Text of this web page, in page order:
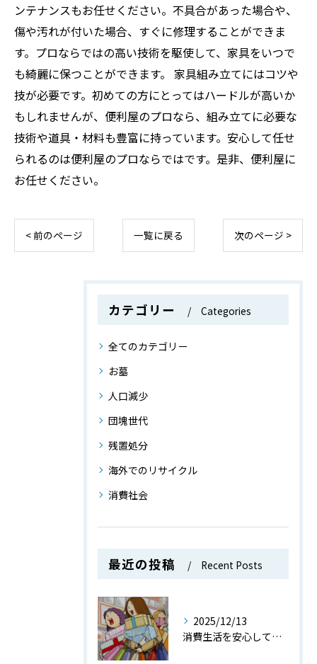
ンテナンスもお任せください。不具合があった場合や、
傷や汚れが付いた場合、すぐに修理することができま
す。プロならではの高い技術を駆使して、家具をいつで
も綺麗に保つことができます。 家具組み立てにはコツや
技が必要です。初めての方にとってはハードルが高いか
もしれませんが、便利屋のプロなら、組み立てに必要な
技術や道具・材料も豊富に持っています。安心して任せ
られるのは便利屋のプロならではです。是非、便利屋に
お任せください。
< 前のページ 一覧に戻る 次のページ >
カテゴリー Categories
全てのカテゴリー
お墓
人口減少
団塊世代
残置処分
海外でのリサイクル
消費社会
最近の投稿 Recent Posts
2025/12/13
消費生活を安心して送るための消費社会で役立つ知識とトラブル防止策を徹底解説